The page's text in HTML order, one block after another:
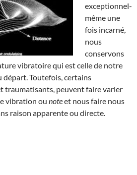
exceptionnel-
même une
fois incarné,
nous
conservons
vibratoire qui est celle de notre
départ. Toutefois, certains
traumatisants, peuvent faire varier
vibration ou noteet nous faire nous
raison apparente ou directe.